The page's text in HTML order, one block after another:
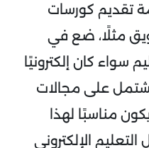
تقديم كورسات
مثلًا، ضع في
سواء كان إلكترونيًا
على مجالات
مناسبًا لهذا
الإلكتروني